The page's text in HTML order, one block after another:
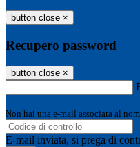
button close ×
Recupero password
button close ×
Non hai una e-mail associata al
E-mail inviata, si prega di